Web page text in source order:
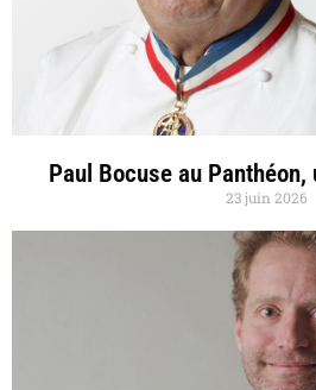
Paul Bocuse au Panthéon,
23 juin 2026